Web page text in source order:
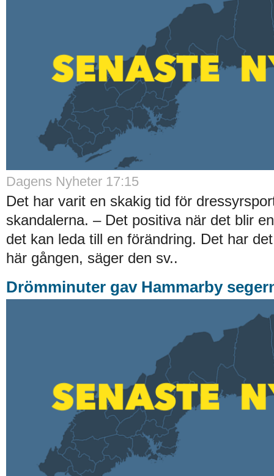
Dagens Nyheter 17:15
Det har varit en skakig tid för
skandalerna. – Det positiva när det blir
det kan leda till en förändring. Det har
här gången, säger den sv..
Drömminuter gav Hammarby